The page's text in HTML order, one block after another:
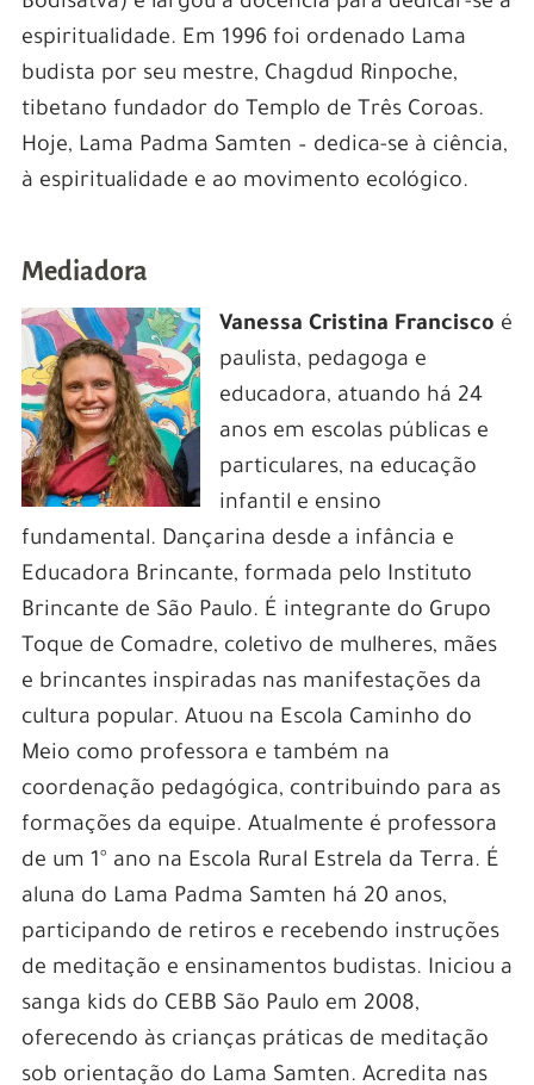
espiritualidade. Em 1996 foi ordenado Lama
budista por seu mestre, Chagdud Rinpoche,
tibetano fundador do Templo de Três Coroas.
Hoje, Lama Padma Samten – dedica-se à ciência,
à espiritualidade e ao movimento ecológico.
Mediadora
Vanessa Cristina Francisco é
paulista, pedagoga e
educadora, atuando há 24
anos em escolas públicas e
particulares, na educação
infantil e ensino
fundamental. Dançarina desde a infância e
Educadora Brincante, formada pelo Instituto
Brincante de São Paulo. É integrante do Grupo
Toque de Comadre, coletivo de mulheres, mães
e brincantes inspiradas nas manifestações da
cultura popular. Atuou na Escola Caminho do
Meio como professora e também na
coordenação pedagógica, contribuindo para as
formações da equipe. Atualmente é professora
de um 1° ano na Escola Rural Estrela da Terra. É
aluna do Lama Padma Samten há 20 anos,
participando de retiros e recebendo instruções
de meditação e ensinamentos budistas. Iniciou a
sanga kids do CEBB São Paulo em 2008,
oferecendo às crianças práticas de meditação
sob orientação do Lama Samten. Acredita nas